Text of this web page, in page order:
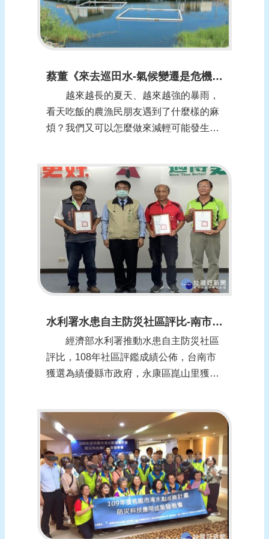
蔡董《來去巡田水-氣候變遷是危機還是轉機？in嘉義》專題系列報導 (報導日期：1091125)
越來越長的夏天、越來越強的暴雨，
看天吃飯的農漁民朋友遇到了什麼樣的麻
煩？我們又可以怎麼做來減輕可能發生的
持局 補助的【沿海社區受氣候影響之調適
經驗交流會】，邀請到國家災害防救科技
中心的劉怡君副研究員、桃園市觀音區樹
林里 ...
水利署水患自主防災社區評比-南市10個社區獲獎 (報導日期：1091127)
經濟部水利署推動水患自主防災社區
評比，108年社區評鑑成績公佈，台南市
獲選為績優縣市政府，永康區崑山里獲得
選，表現良好。 水利局表示，經濟部水
利署推動水患自主防災社區評比，台南市
於104-108年連續5年獲評鑑...